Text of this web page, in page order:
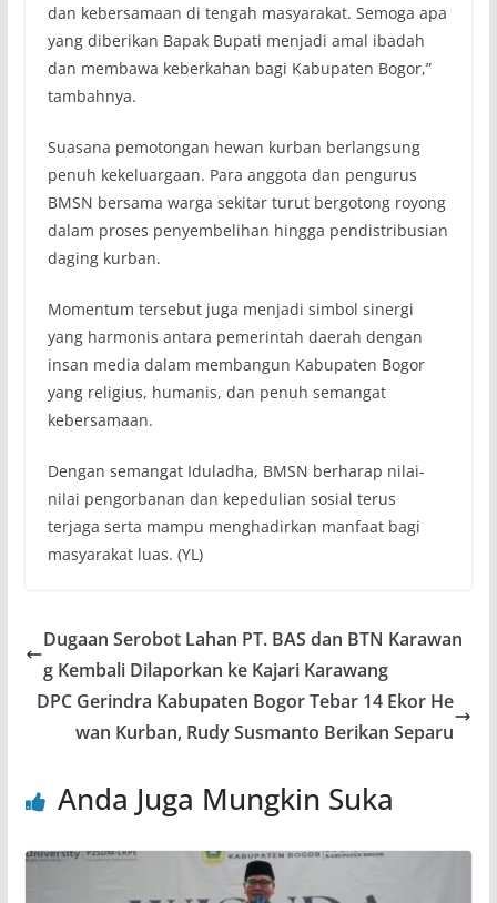
dan kebersamaan di tengah masyarakat. Semoga apa
yang diberikan Bapak Bupati menjadi amal ibadah
dan membawa keberkahan bagi Kabupaten Bogor,”
tambahnya.
Suasana pemotongan hewan kurban berlangsung
penuh kekeluargaan. Para anggota dan pengurus
BMSN bersama warga sekitar turut bergotong royong
dalam proses penyembelihan hingga pendistribusian
daging kurban.
Momentum tersebut juga menjadi simbol sinergi
yang harmonis antara pemerintah daerah dengan
insan media dalam membangun Kabupaten Bogor
yang religius, humanis, dan penuh semangat
kebersamaan.
Dengan semangat Iduladha, BMSN berharap nilai-
nilai pengorbanan dan kepedulian sosial terus
terjaga serta mampu menghadirkan manfaat bagi
masyarakat luas. (YL)
Dugaan Serobot Lahan PT. BAS dan BTN Karawan
g Kembali Dilaporkan ke Kajari Karawang
DPC Gerindra Kabupaten Bogor Tebar 14 Ekor He
wan Kurban, Rudy Susmanto Berikan Separu
Anda Juga Mungkin Suka